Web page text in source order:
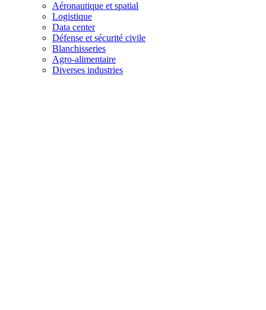
Aéronautique et spatial
Logistique
Data center
Défense et sécurité civile
Blanchisseries
Agro-alimentaire
Diverses industries